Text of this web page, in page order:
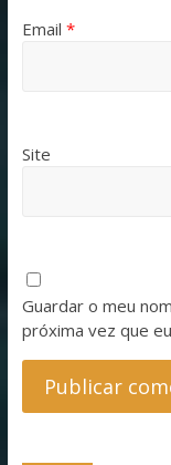
Email *
Site
Guardar o meu
próxima vez que